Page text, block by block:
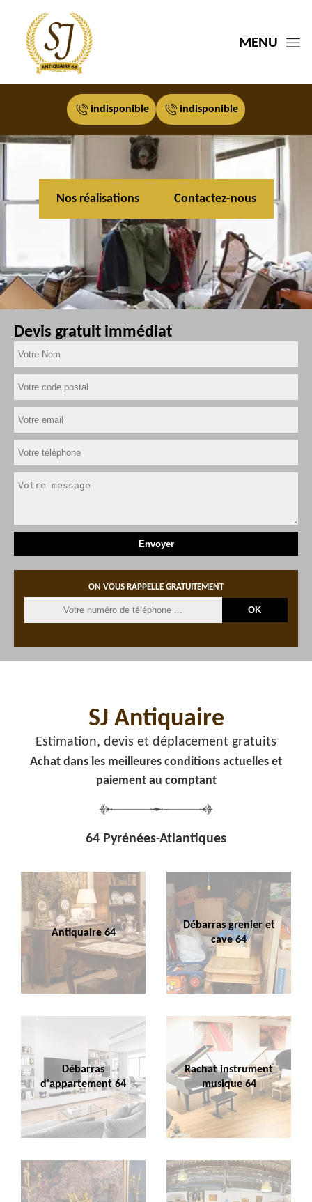
MENU
indisponible indisponible
Nos réalisations Contactez-nous
Devis gratuit immédiat
ON VOUS RAPPELLE GRATUITEMENT
SJ Antiquaire
Estimation, devis et déplacement gratuits
Achat dans les meilleures conditions actuelles et
paiement au comptant
64 Pyrénées-Atlantiques
Antiquaire 64
Débarras grenier et
cave 64
Débarras
d'appartement 64
Rachat instrument
musique 64